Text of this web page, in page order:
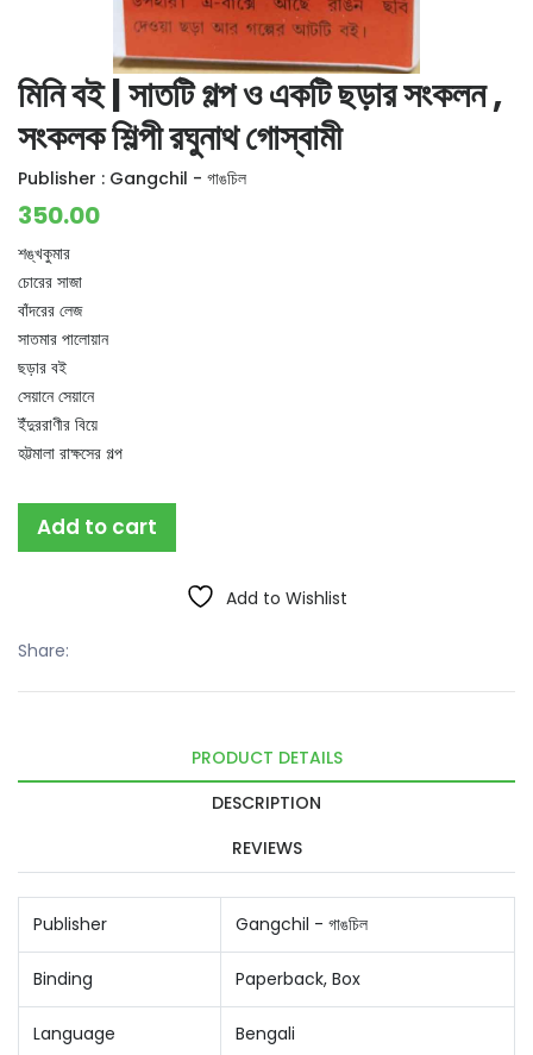
মিনি বই | সাতটি গল্প ও একটি ছড়ার সংকলন ,
সংকলক শিল্পী রঘুনাথ গোস্বামী
Publisher : Gangchil - গাঙচিল
350.00
শঙ্খকুমার
চোরের সাজা
বাঁদরের লেজ
সাতমার পালোয়ান
ছড়ার বই
সেয়ানে সেয়ানে
ইঁদুররাণীর বিয়ে
হট্টমালা রাক্ষসের গল্প
Add to cart
Add to Wishlist
Share:
PRODUCT DETAILS
DESCRIPTION
REVIEWS
Publisher Gangchil - গাঙচিল
Binding Paperback, Box
Language Bengali